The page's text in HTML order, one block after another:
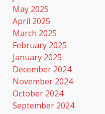
May 2025
April 2025
March 2025
February 2025
January 2025
December 2024
November 2024
October 2024
September 2024